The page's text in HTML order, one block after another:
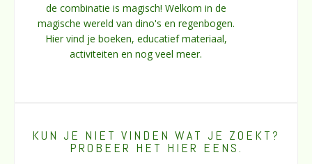
de combinatie is magisch! Welkom in de
magische wereld van dino's en regenbogen.
Hier vind je boeken, educatief materiaal,
activiteiten en nog veel meer.
KUN JE NIET VINDEN WAT JE ZOEKT?
PROBEER HET HIER EENS.